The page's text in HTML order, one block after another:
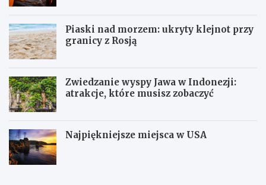
Piaski nad morzem: ukryty klejnot przy
granicy z Rosją
Zwiedzanie wyspy Jawa w Indonezji:
atrakcje, które musisz zobaczyć
Najpiękniejsze miejsca w USA
K
P